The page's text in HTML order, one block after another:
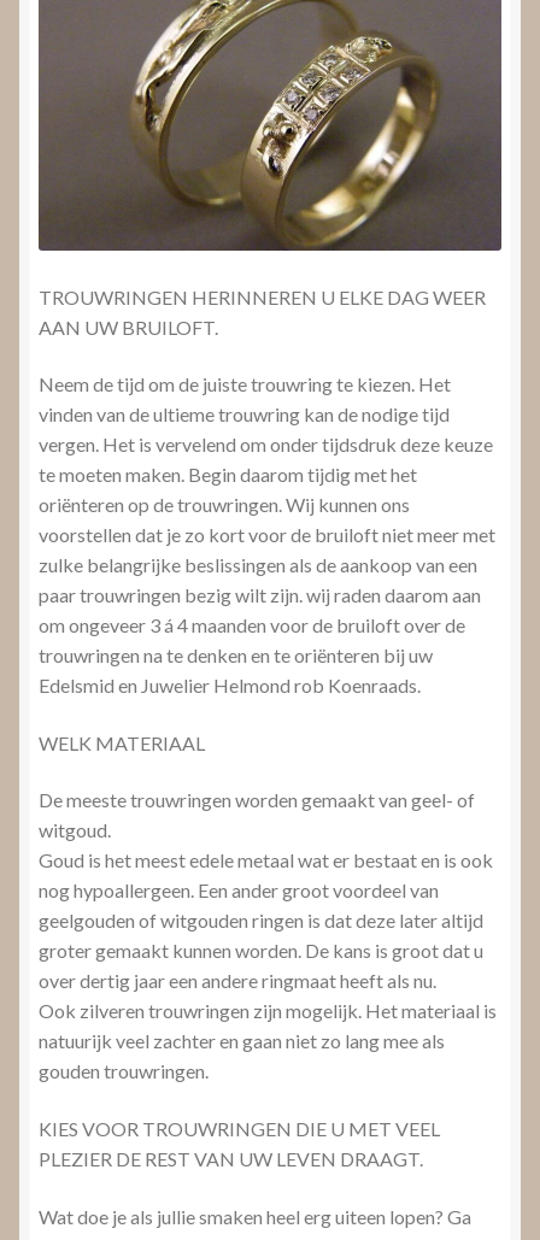
TROUWRINGEN HERINNEREN U ELKE DAG WEER
AAN UW BRUILOFT.
Neem de tijd om de juiste trouwring te kiezen. Het
vinden van de ultieme trouwring kan de nodige tijd
vergen. Het is vervelend om onder tijdsdruk deze keuze
te moeten maken. Begin daarom tijdig met het
oriënteren op de trouwringen. Wij kunnen ons
voorstellen dat je zo kort voor de bruiloft niet meer met
zulke belangrijke beslissingen als de aankoop van een
paar trouwringen bezig wilt zijn. wij raden daarom aan
om ongeveer 3 á 4 maanden voor de bruiloft over de
trouwringen na te denken en te oriënteren bij uw
Edelsmid en Juwelier Helmond rob Koenraads.
WELK MATERIAAL
De meeste trouwringen worden gemaakt van geel- of
witgoud.
Goud is het meest edele metaal wat er bestaat en is ook
nog hypoallergeen. Een ander groot voordeel van
geelgouden of witgouden ringen is dat deze later altijd
groter gemaakt kunnen worden. De kans is groot dat u
over dertig jaar een andere ringmaat heeft als nu.
Ook zilveren trouwringen zijn mogelijk. Het materiaal is
natuurijk veel zachter en gaan niet zo lang mee als
gouden trouwringen.
KIES VOOR TROUWRINGEN DIE U MET VEEL
PLEZIER DE REST VAN UW LEVEN DRAAGT.
Wat doe je als jullie smaken heel erg uiteen lopen? Ga